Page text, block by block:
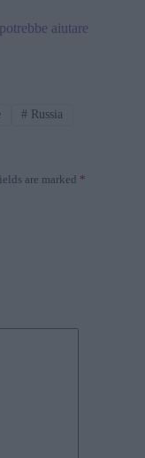
aiutare
# Russia
are marked *